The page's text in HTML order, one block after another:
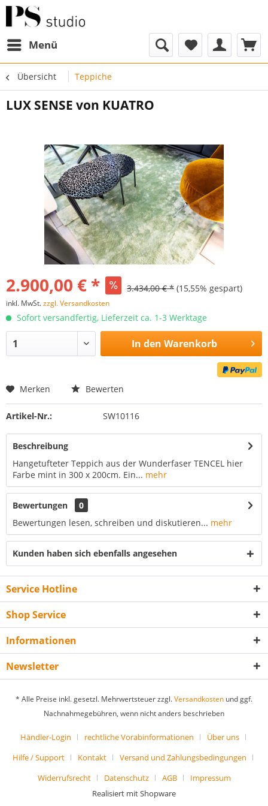
Menü
Übersicht Teppiche
LUX SENSE von KUATRO
2.900,00 € * 3.434,00 € * (15,55% gespart)
inkl. MwSt.zzgl. Versandkosten
Sofort versandfertig, Lieferzeit ca. 1-3 Werktage
In den Warenkorb
Merken Bewerten
Artikel-Nr.: SW10116
Beschreibung
Hangetufteter Teppich aus der Wunderfaser TENCEL hier
Farbe mint in 300 x 200cm. Ein... mehr
Bewertungen
0
Bewertungen lesen, schreiben und diskutieren... mehr
Kunden haben sich ebenfalls angesehen
Service Hotline
Shop Service
Informationen
Newsletter
* Alle Preise inkl. gesetzl. Mehrwertsteuer zzgl.Versandkosten und ggf.
Nachnahmegebühren, wenn nicht anders beschrieben
Händler-Login rechtliche Vorabinformationen
Über uns
Hilfe / Support
Kontakt
Versand und Zahlungsbedingungen
Widerrufsrecht
Datenschutz AGB
Impressum
Realisiert mit Shopware